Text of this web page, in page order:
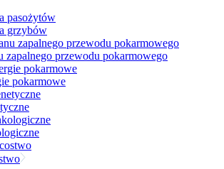
pasożytów
grzybów
zapalnego przewodu pokarmowego
pokarmowe